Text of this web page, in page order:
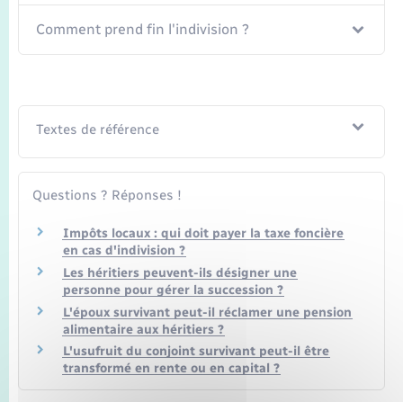
Comment prend fin l'indivision ?
Textes de référence
Questions ? Réponses !
Impôts locaux : qui doit payer la taxe foncière
en cas d'indivision ?
Les héritiers peuvent-ils désigner une
personne pour gérer la succession ?
L'époux survivant peut-il réclamer une pension
alimentaire aux héritiers ?
L'usufruit du conjoint survivant peut-il être
transformé en rente ou en capital ?